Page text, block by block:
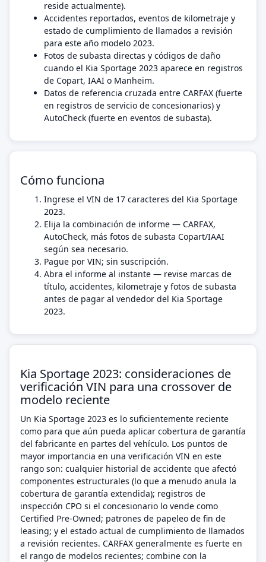
reside actualmente).
Accidentes reportados, eventos de kilometraje y
estado de cumplimiento de llamados a revisión
para este año modelo 2023.
Fotos de subasta directas y códigos de daño
cuando el Kia Sportage 2023 aparece en registros
de Copart, IAAI o Manheim.
Datos de referencia cruzada entre CARFAX (fuerte
en registros de servicio de concesionarios) y
AutoCheck (fuerte en eventos de subasta).
Cómo funciona
Ingrese el VIN de 17 caracteres del Kia Sportage
2023.
Elija la combinación de informe — CARFAX,
AutoCheck, más fotos de subasta Copart/IAAI
según sea necesario.
Pague por VIN; sin suscripción.
Abra el informe al instante — revise marcas de
título, accidentes, kilometraje y fotos de subasta
antes de pagar al vendedor del Kia Sportage
2023.
Kia Sportage 2023: consideraciones de
verificación VIN para una crossover de
modelo reciente
Un Kia Sportage 2023 es lo suficientemente reciente
como para que aún pueda aplicar cobertura de garantía
del fabricante en partes del vehículo. Los puntos de
mayor importancia en una verificación VIN en este
rango son: cualquier historial de accidente que afectó
componentes estructurales (lo que a menudo anula la
cobertura de garantía extendida); registros de
inspección CPO si el concesionario lo vende como
Certified Pre-Owned; patrones de papeleo de fin de
leasing; y el estado actual de cumplimiento de llamados
a revisión recientes. CARFAX generalmente es fuerte en
el rango de modelos recientes; combine con la